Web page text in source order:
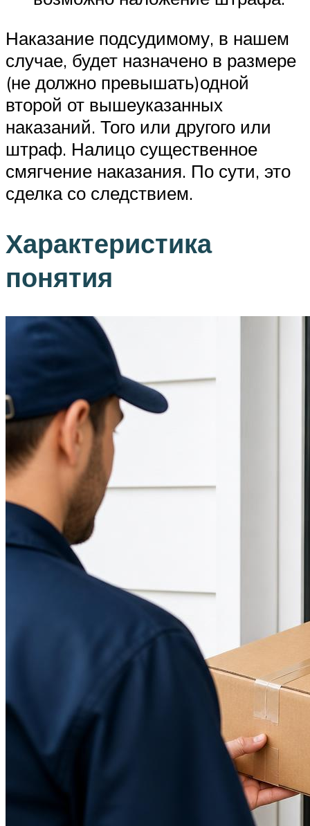
Наказание подсудимому, в нашем
случае, будет назначено в размере
(не должно превышать)одной
второй от вышеуказанных
наказаний. Того или другого или
штраф. Налицо существенное
смягчение наказания. По сути, это
сделка со следствием.
Характеристика
понятия